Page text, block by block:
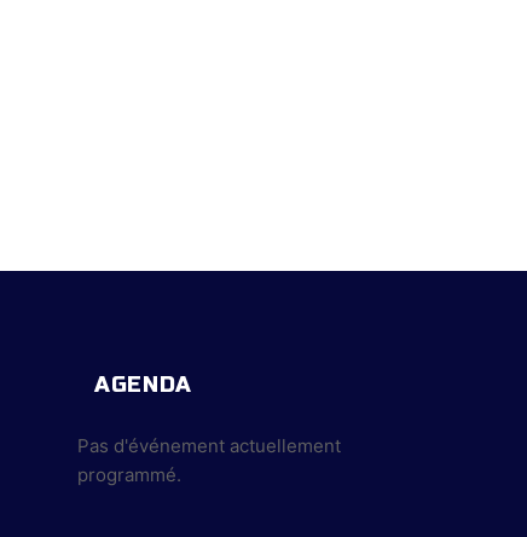
AGENDA
Pas d'événement actuellement
programmé.